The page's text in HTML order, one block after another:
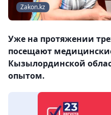
Zakon.kz
Уже на протяжении
посещают
Кызылординской
опытом.